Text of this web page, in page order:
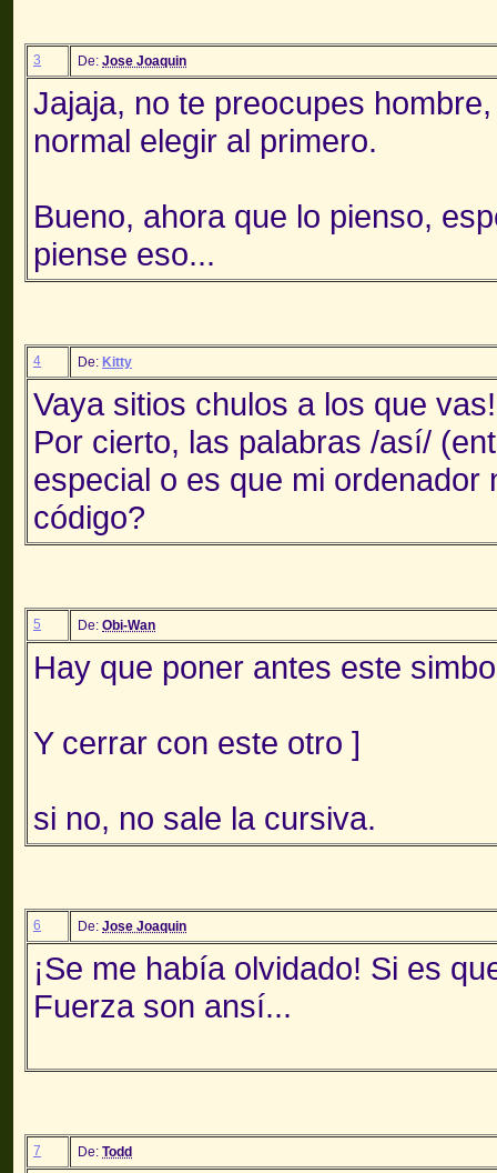
3 De: Jose Joaquin
Jajaja, no te preocupes
normal elegir al primero.
Bueno, ahora que lo pienso,
piense eso...
4 De: Kitty
Vaya sitios chulos a los que
Por cierto, las palabras /así/
especial o es que mi ordenador
código?
5 De: Obi-Wan
Hay que poner antes este
Y cerrar con este otro ]
si no, no sale la cursiva.
6 De: Jose Joaquin
¡Se me había olvidado! Si es
Fuerza son ansí...
7 De: Todd